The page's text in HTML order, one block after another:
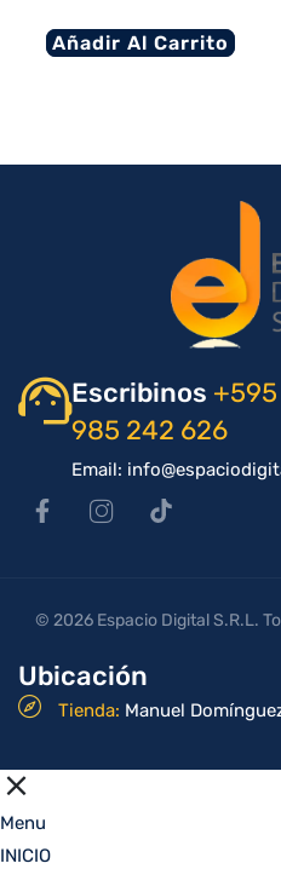
Añadir Al Carrito
Escribinos
985 242 626
Email:
Ubicación
Tienda: Manuel
© 2026 Espacio Digital S.R.L.
Menu
INICIO